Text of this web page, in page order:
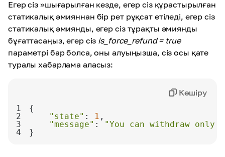
Егер сіз »шығарылған кезде, егер сіз құрастырылған
статикалық әмияннан бір рет рұқсат етіледі, егер сіз
статикалық әмиянды, егер сіз тұрақты әмиянды
бұғаттасаңыз, егер сіз is_force_refund = true
параметрі бар болса, оны алуыңызша, сіз осы қате
туралы хабарлама аласыз:
1
2
"state" : 1
3
"message" :
"You can withdraw only
4
}
Көшіру